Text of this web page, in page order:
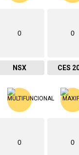
0
NSX
0
CES
0 0